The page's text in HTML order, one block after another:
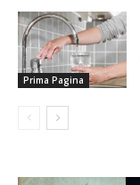
Prima Pagina